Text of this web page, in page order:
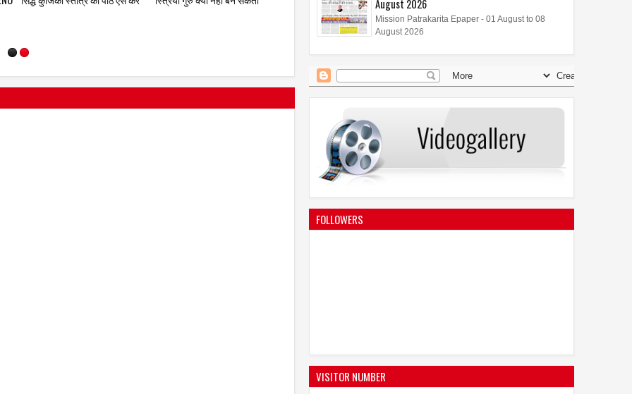
प्राइवेट लिमिटेड ने लॉन्च किया 'कंट्री
क्लब मास्टरकार्ड – तुर्की'
पावरबैंक हुए लॉन्च
August 2026
Mission Patrakarita Epaper - 01 August to 08
August 2026
FOLLOWERS
VISITOR NUMBER